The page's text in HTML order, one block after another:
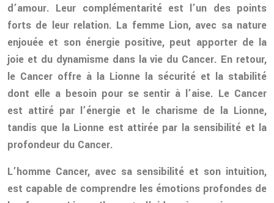
d’amour. Leur complémentarité est l’un des points
forts de leur relation. La femme Lion, avec sa nature
enjouée et son énergie positive, peut apporter de la
joie et du dynamisme dans la vie du Cancer. En retour,
le Cancer offre à la Lionne la sécurité et la stabilité
dont elle a besoin pour se sentir à l’aise. Le Cancer
est attiré par l’énergie et le charisme de la Lionne,
tandis que la Lionne est attirée par la sensibilité et la
profondeur du Cancer.
L’homme Cancer, avec sa sensibilité et son intuition,
est capable de comprendre les émotions profondes de